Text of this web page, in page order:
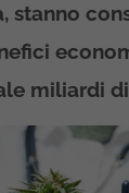
stanno
miliardi